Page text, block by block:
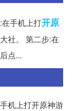
手机上打开原
社。 第二步:在
点...
机上打开原神游